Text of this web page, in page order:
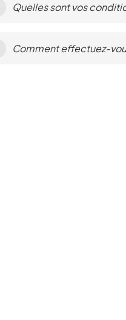
Quelles sont vos
Comment effectuez-